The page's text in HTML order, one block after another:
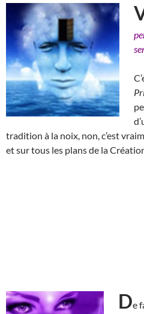
tradition à la noix, non, c’est
et sur tous les plans de la
De